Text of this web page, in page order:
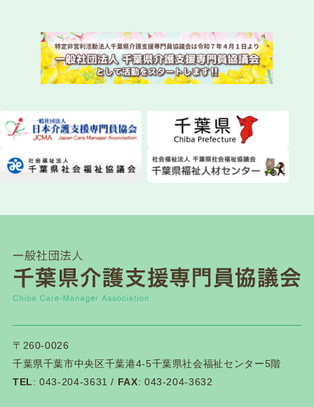
〒260-0026
千葉県千葉市中央区千葉港4-5千葉県社会福祉センター5階
TEL: 043-204-3631 / FAX: 043-204-3632